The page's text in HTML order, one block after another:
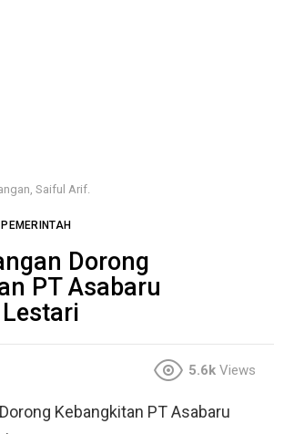
Saiful Arif.
PEMERINTAH
Dorong
PT Asabaru
5.6k Views
Kebangkitan PT Asabaru